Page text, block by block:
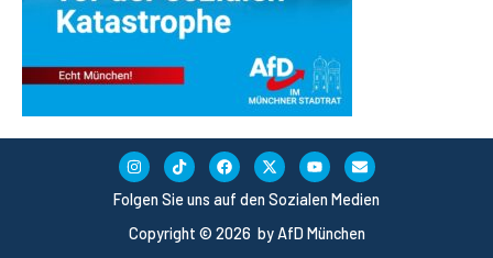
Copyright © 2026 by AfD München
Folgen Sie uns auf den Sozialen Medien